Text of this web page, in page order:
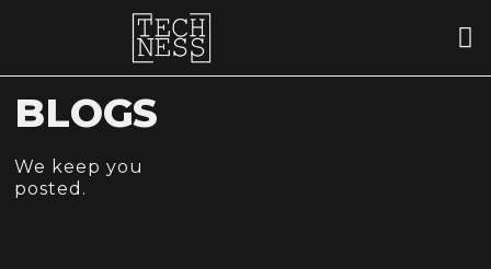
BLOGS
We keep you
posted.